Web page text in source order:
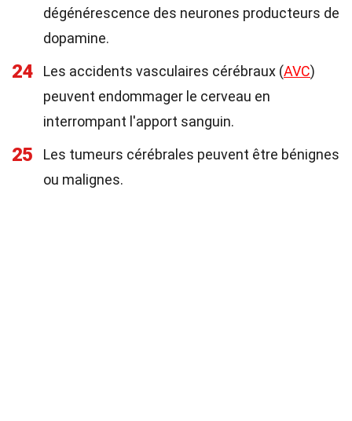
dégénérescence des neurones producteurs de
dopamine.
24 Les accidents vasculaires cérébraux (AVC)
peuvent endommager le cerveau en
interrompant l'apport sanguin.
25
Les tumeurs cérébrales peuvent être bénignes
ou malignes.